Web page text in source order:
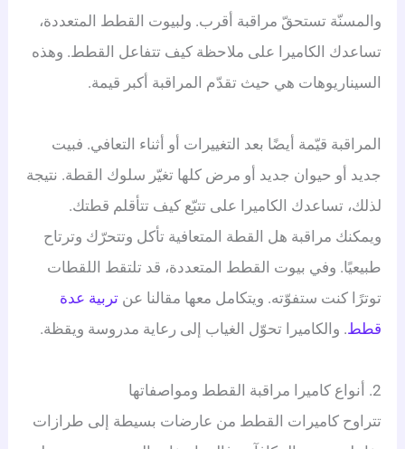
والمسنّة تستحقّ مراقبة أقرب. ولبيوت القطط المتعددة،
تساعدك الكاميرا على ملاحظة كيف تتفاعل القطط. وهذه
السيناريوهات هي حيث تقدّم المراقبة أكبر قيمة.
المراقبة قيّمة أيضًا بعد التغييرات أو أثناء التعافي. فبيت
جديد أو حيوان جديد أو مرض كلها تغيّر سلوك القطة. نتيجة
لذلك، تساعدك الكاميرا على تتبّع كيف تتأقلم قطتك.
ويمكنك مراقبة هل القطة المتعافية تأكل وتتحرّك وترتاح
طبيعيًا. وفي بيوت القطط المتعددة، قد تلتقط اللقطات
توترًا كنت ستفوّته. ويتكامل معها مقالنا عنتربية عدة
قطط. والكاميرا تحوّل الغياب إلى رعاية مدروسة ويقظة.
تتراوح كاميرات القطط من عارضات بسيطة إلى طرازات